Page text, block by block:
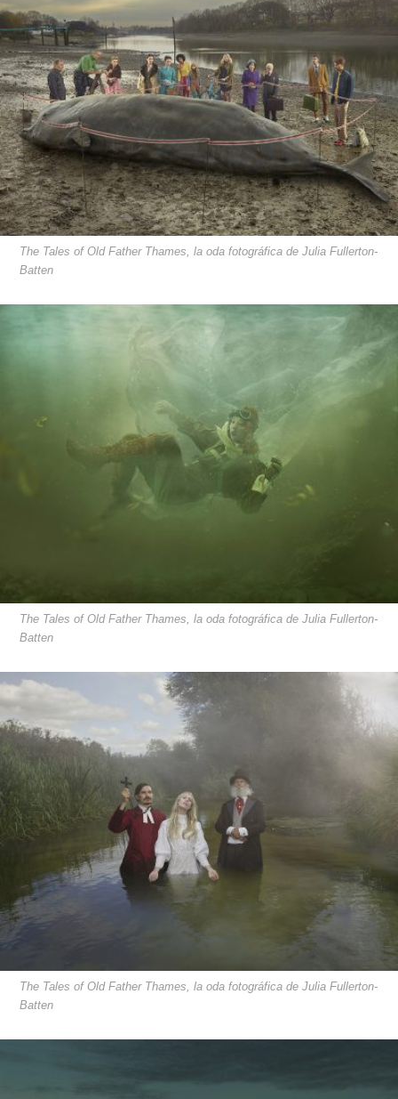
The Tales of Old Father Thames, la oda fotográfica de Julia Fullerton-
Batten
The Tales of Old Father Thames, la oda fotográfica de Julia Fullerton-
Batten
The Tales of Old Father Thames, la oda fotográfica de Julia Fullerton-
Batten